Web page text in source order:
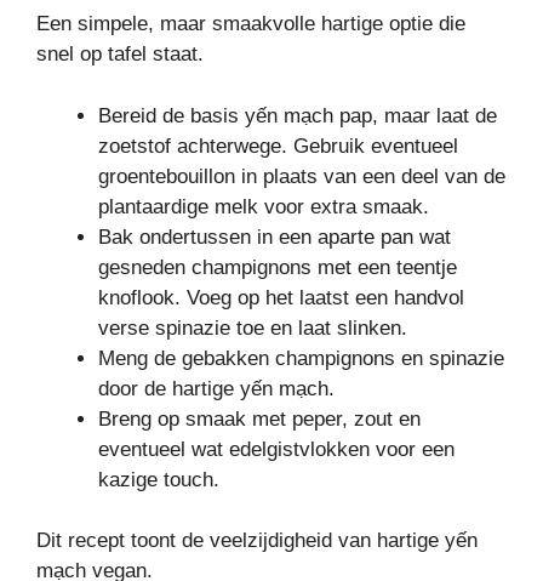
Een simpele, maar smaakvolle hartige optie die
snel op tafel staat.
Bereid de basis yến mạch pap, maar laat de
zoetstof achterwege. Gebruik eventueel
groentebouillon in plaats van een deel van de
plantaardige melk voor extra smaak.
Bak ondertussen in een aparte pan wat
gesneden champignons met een teentje
knoflook. Voeg op het laatst een handvol
verse spinazie toe en laat slinken.
Meng de gebakken champignons en spinazie
door de hartige yến mạch.
Breng op smaak met peper, zout en
eventueel wat edelgistvlokken voor een
kazige touch.
Dit recept toont de veelzijdigheid van hartige yến
mạch vegan.